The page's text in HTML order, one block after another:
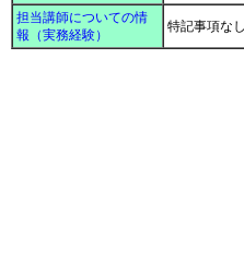
担当講師についての情
報（実務経験）
特記事項なし